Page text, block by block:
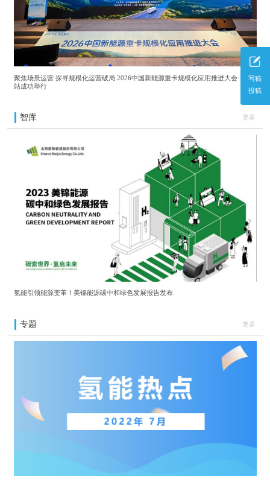
写稿
投稿
聚焦场景运营 探寻规模化运营破局 2026中国新能源重卡规模化应用推进大会·云南
站成功举行
智库 更多
氢能引领能源变革！美锦能源碳中和绿色发展报告发布
专题 更多